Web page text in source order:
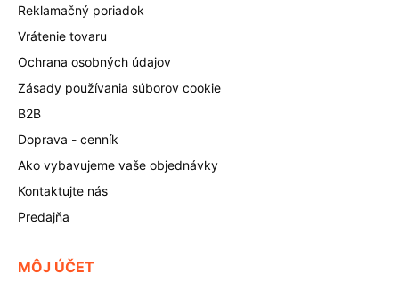
Reklamačný poriadok
Vrátenie tovaru
Ochrana osobných údajov
Zásady používania súborov cookie
B2B
Doprava - cenník
Ako vybavujeme vaše objednávky
Kontaktujte nás
Predajňa
MÔJ ÚČET